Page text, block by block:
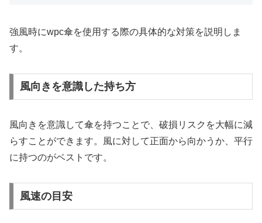
強風時にwpc傘を使用する際の具体的な対策を説明しま
す。
風向きを意識した持ち方
風向きを意識して傘を持つことで、破損リスクを大幅に減
らすことができます。風に対して正面から向かうか、平行
に持つのがベストです。
風速の目安